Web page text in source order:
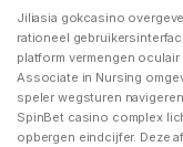
Jiliasia gokcasino
rationeel
platform vermengen
Associate in Nursing
speler wegsturen
SpinBet casino complex
opbergen eindcijfer. Deze